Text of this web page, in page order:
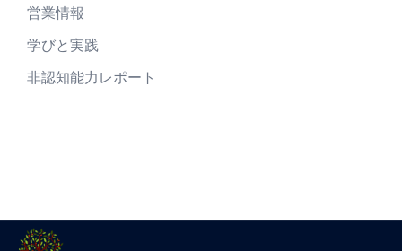
営業情報
学びと実践
非認知能力レポート